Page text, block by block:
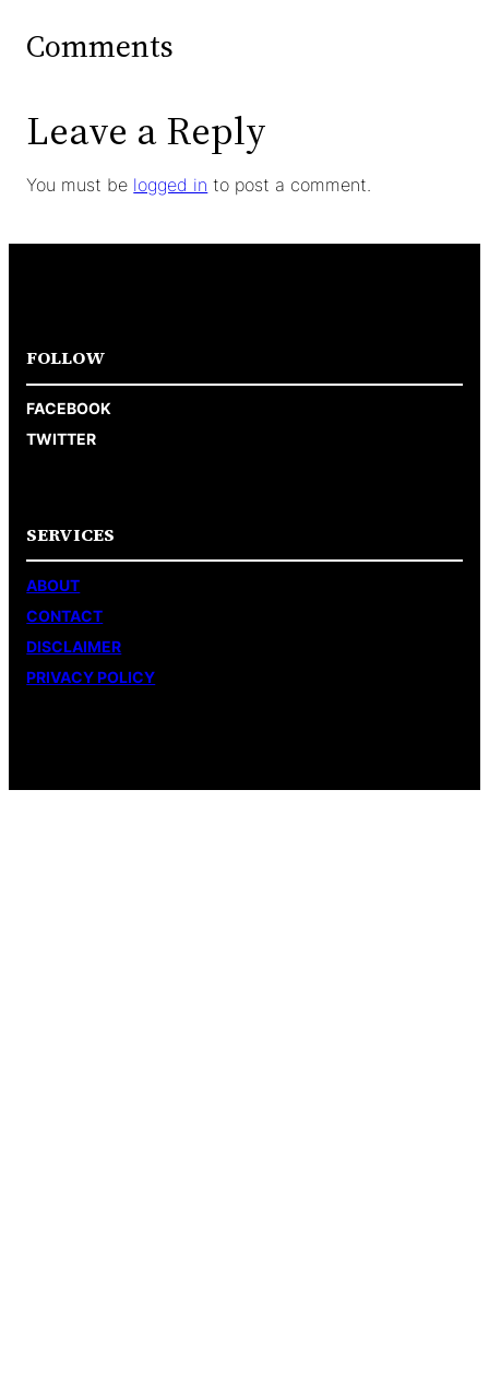
Comments
Leave a Reply
You must be logged in to post a comment.
FOLLOW
FACEBOOK
TWITTER
SERVICES
ABOUT
CONTACT
DISCLAIMER
PRIVACY POLICY